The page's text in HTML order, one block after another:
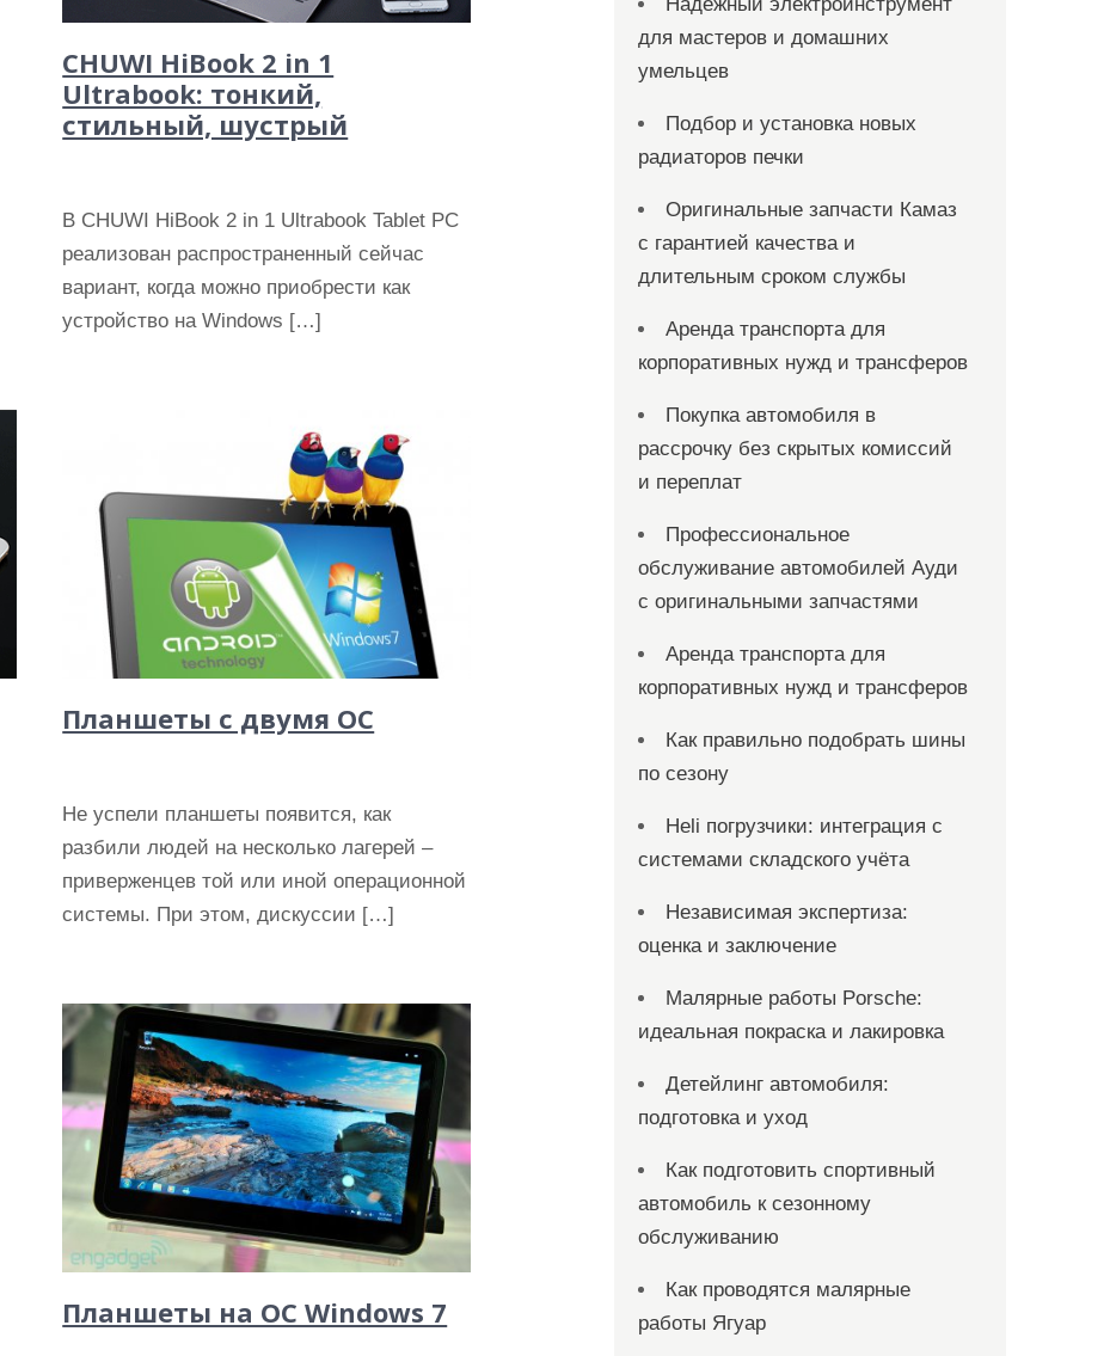
CHUWI HiBook 2 in 1
Ultrabook: тонкий,
стильный, шустрый
В CHUWI HiBook 2 in 1 Ultrabook Tablet PC
реализован распространенный сейчас
вариант, когда можно приобрести как
устройство на Windows […]
Планшеты с двумя ОС
Не успели планшеты появится, как
разбили людей на несколько лагерей –
приверженцев той или иной операционной
системы. При этом, дискуссии […]
Планшеты на ОС Windows 7
для мастеров и домашних
умельцев
Подбор и установка новых
радиаторов печки
Оригинальные запчасти Камаз
с гарантией качества и
длительным сроком службы
Аренда транспорта для
корпоративных нужд и трансферов
Покупка автомобиля в
рассрочку без скрытых комиссий
и переплат
Профессиональное
обслуживание автомобилей Ауди
с оригинальными запчастями
Аренда транспорта для
корпоративных нужд и трансферов
Как правильно подобрать шины
по сезону
Heli погрузчики: интеграция с
системами складского учёта
Независимая экспертиза:
оценка и заключение
Малярные работы Porsche:
идеальная покраска и лакировка
Детейлинг автомобиля:
подготовка и уход
Как подготовить спортивный
автомобиль к сезонному
обслуживанию
Как проводятся малярные
работы Ягуар